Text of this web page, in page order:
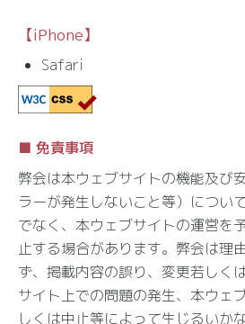
【iPhone】
Safari
免責事項
弊会は本ウェブサイトの機能及び
ラーが発生しないこと等）につい
でなく、本ウェブサイトの運営を
止する場合があります。弊会は理
ず、掲載内容の誤り、変更若しく
サイト上での問題の発生、本ウェ
しくは中止等によって生じるいか